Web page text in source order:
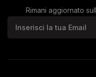
Rimani aggiornato